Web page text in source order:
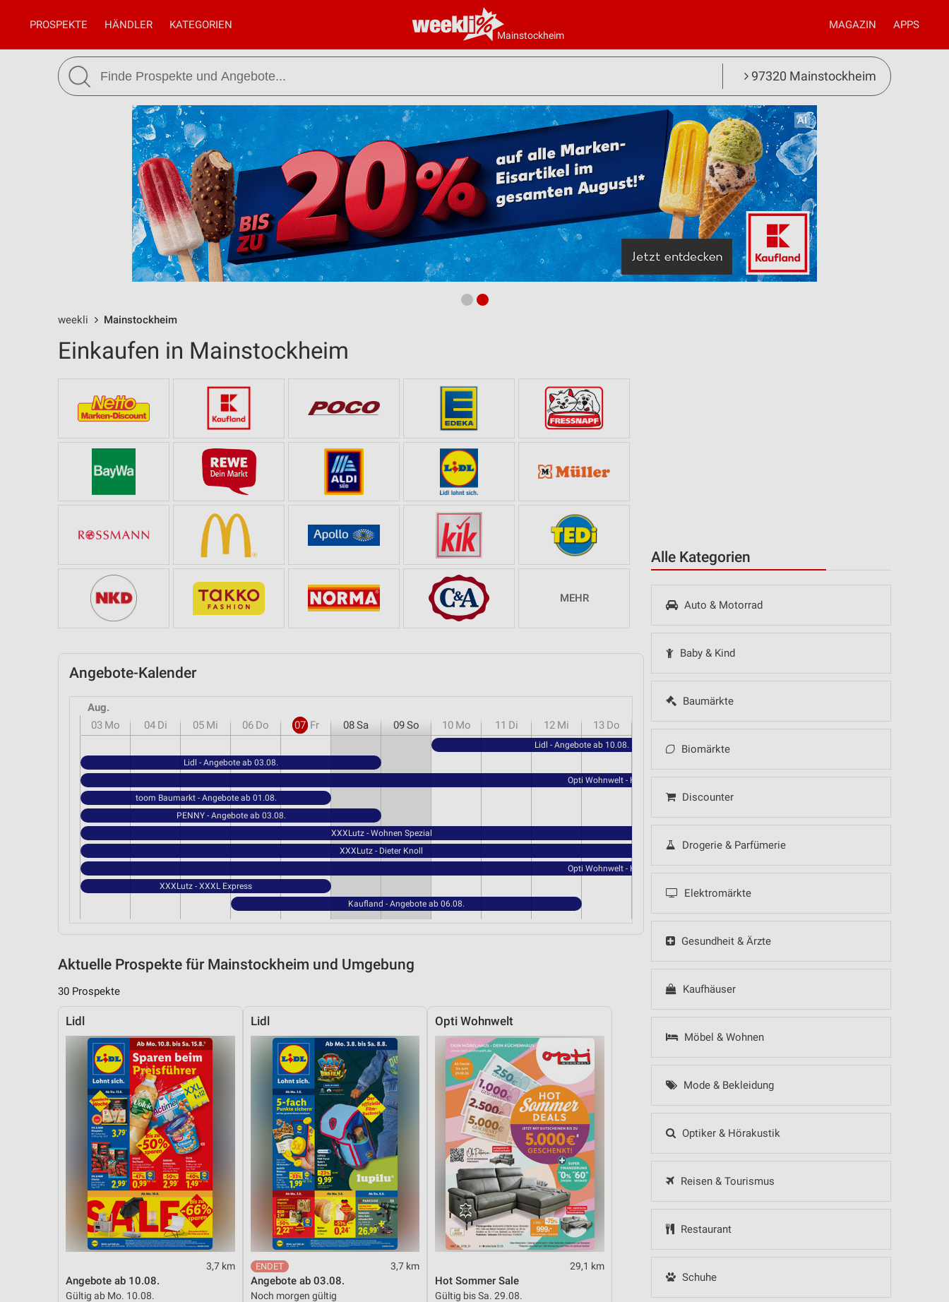
Mainstockheim
PROSPEKTE HÄNDLER KATEGORIEN MAGAZIN APPS
97320 Mainstockheim
weekli Mainstockheim
Alle Kategorien
Auto & Motorrad
Baby & Kind
Baumärkte
Biomärkte
Discounter
Drogerie & Parfümerie
Elektromärkte
Gesundheit & Ärzte
Kaufhäuser
Möbel & Wohnen
Mode & Bekleidung
Optiker & Hörakustik
Reisen & Tourismus
Restaurant
Schuhe
Einkaufen in Mainstockheim
MEHR
Angebote-Kalender
Aug.
03 Mo 04 Di 05 Mi 06 Do 07 Fr 08Sa 09So 10 Mo 11 Di 12 Mi 13 Do
Lidl - Angebote ab 10.08.
Lidl - Angebote ab 03.08.
Opti Wohnwelt - Hot Sommer Sale
toom Baumarkt - Angebote ab 01.08.
PENNY - Angebote ab 03.08.
XXXLutz - Wohnen Spezial
XXXLutz - Dieter Knoll
Opti Wohnwelt - Hot Sommer Sale
XXXLutz - XXXL Express
Kaufland - Angebote ab 06.08.
Aktuelle Prospekte für Mainstockheim und Umgebung
30 Prospekte
Lidl
3,7 km
Angebote ab 10.08.
Gültig ab Mo. 10.08.
Lidl
3,7 km
Angebote ab 03.08.
Noch morgen gültig
Opti Wohnwelt
29,1 km
Hot Sommer Sale
Gültig bis Sa. 29.08.